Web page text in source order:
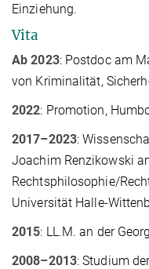
Einziehung.
Vita
Ab 2023: Postdoc am
von Kriminalität,
2022: Promotion,
2017–2023:
Joachim Renzikowski
Rechtsphilosophie/
Universität Halle-
2015: LL.M. an der
2008–2013: Studium